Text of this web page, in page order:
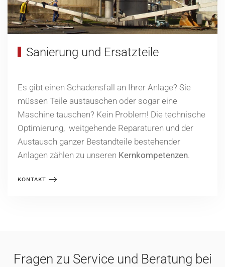
Sanierung und Ersatzteile
Es gibt einen Schadensfall an Ihrer Anlage? Sie
müssen Teile austauschen oder sogar eine
Maschine tauschen? Kein Problem! Die technische
Optimierung, weitgehende Reparaturen und der
Austausch ganzer Bestandteile bestehender
Anlagen zählen zu unseren Kernkompetenzen.
KONTAKT
Fragen zu Service und Beratung bei